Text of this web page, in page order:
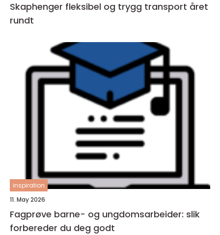
Skaphenger fleksibel og trygg transport året
rundt
inspiration
11. May 2026
Fagprøve barne- og ungdomsarbeider: slik
forbereder du deg godt